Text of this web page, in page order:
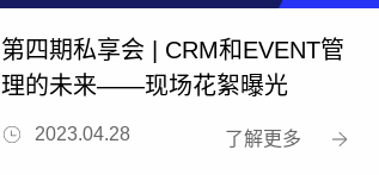
第四期私享会 | CRM和EVENT管
理的未来——现场花絮曝光
2023.04.28 了解更多